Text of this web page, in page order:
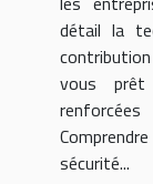
détail la
vous
sécurité...